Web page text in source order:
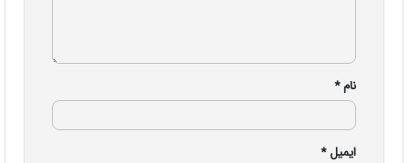
نام*
ایمیل*